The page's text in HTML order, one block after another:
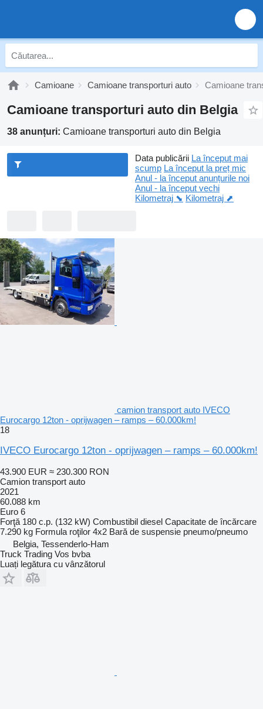
Camioane Camioane transporturi auto Camioane
Camioane transporturi auto din Belgia
38 anunțuri: Camioane transporturi auto din Belgia
Data publicării La început mai
scump La început la preț mic
Anul - la început anunțurile noi
Anul - la început vechi
Kilometraj ⬊ Kilometraj ⬈
camion transport auto IVECO
Eurocargo 12ton - oprijwagen – ramps – 60.000km!
18
IVECO Eurocargo 12ton - oprijwagen – ramps – 60.000km!
43.900 EUR ≈ 230.300 RON
Camion transport auto
2021
60.088 km
Euro 6
Forţă 180 c.p. (132 kW) Combustibil diesel Capacitate de încărcare
7.290 kg Formula roţilor 4x2 Bară de suspensie pneumo/pneumo
Belgia, Tessenderlo-Ham
Truck Trading Vos bvba
Luați legătura cu vânzătorul